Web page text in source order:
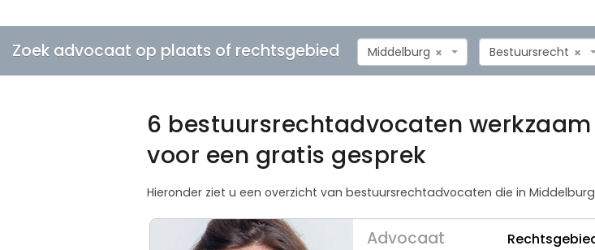
Zoek advocaat op plaats of rechtsgebied ×
Middelburg ×
Bestuursrecht
6 bestuursrechtadvocaten
voor een gratis gesprek
Hieronder ziet u een overzicht van bestuursrechtadvocaten die in
Advocaat